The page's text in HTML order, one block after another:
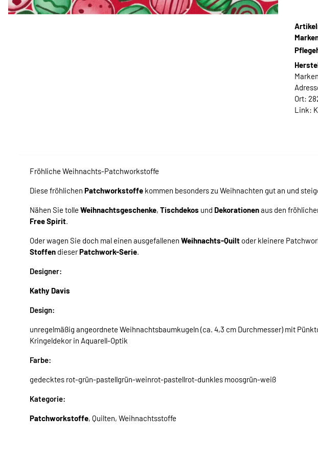
Ort:
Link:
Fröhliche Weihnachts-Patchworkstoffe
Diese fröhlichen Patchworkstoffe kommen besonders zu Weihnachten gut an und
Nähen Sie tolle Weihnachtsgeschenke, Tischdekos und Dekorationenaus den
Free Spirit.
Oder wagen Sie doch mal einen ausgefallenen Weihnachts-Quilt oder kleinere
Stoffen dieserPatchwork-Serie.
Designer:
Kathy Davis
Design:
unregelmäßig angeordnete Weihnachtsbaumkugeln (ca. 4,3 cm Durchmesser) mit
Kringeldekor in Aquarell-Optik
Farbe:
gedecktes rot-grün-pastellgrün-weinrot-pastellrot-dunkles moosgrün-weiß
Kategorie:
Patchworkstoffe, Quilten, Weihnachtsstoffe